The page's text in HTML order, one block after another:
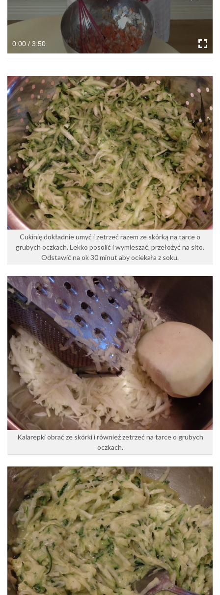
0:00 / 3:50
Cukinię dokładnie umyć i zetrzeć razem ze skórką na tarce o
grubych oczkach. Lekko posolić i wymieszać, przełożyć na sito.
Odstawić na ok 30 minut aby ociekała z soku.
Kalarepki obrać ze skórki i również zetrzeć na tarce o grubych
oczkach.